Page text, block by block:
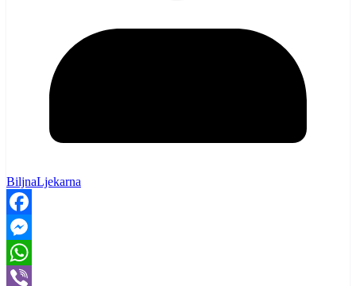
BiljnaLjekarna
Facebook
Messenger
WhatsApp